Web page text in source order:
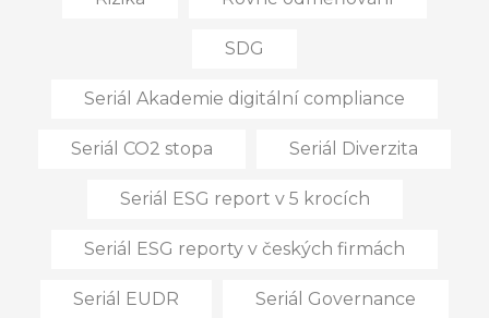
SDG
Seriál Akademie digitální compliance
Seriál CO2 stopa Seriál Diverzita
Seriál ESG report v 5 krocích
Seriál ESG reporty v českých firmách
Seriál EUDR Seriál Governance